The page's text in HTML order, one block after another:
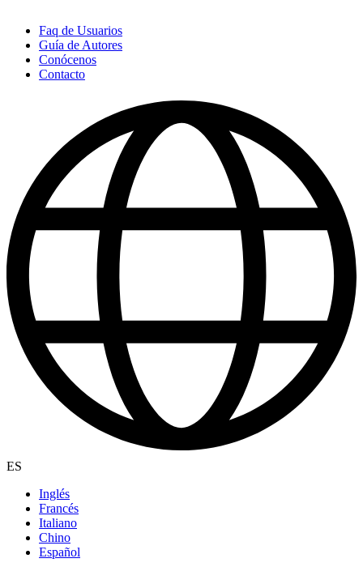
Faq de Usuarios
Guía de Autores
Conócenos
Contacto
ES
Inglés
Francés
Italiano
Chino
Español